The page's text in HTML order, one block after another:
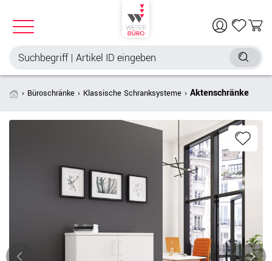
Büroschränke Klassische Schranksysteme Aktenschränke